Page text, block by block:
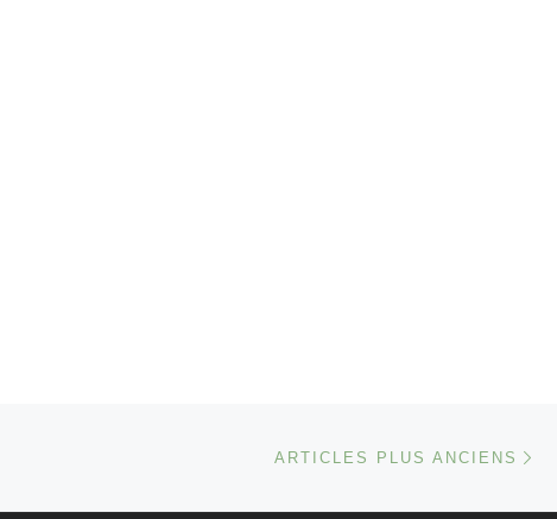
ARTICLES PLUS ANCIENS